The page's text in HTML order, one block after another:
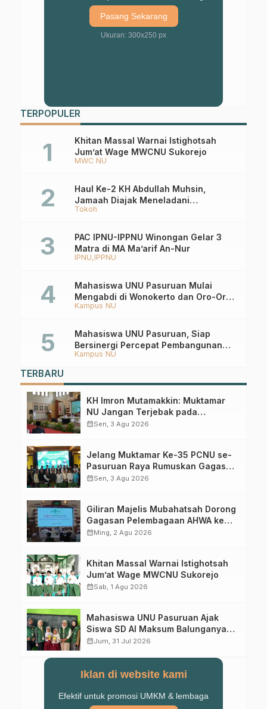
Pasang Sekarang
Ukuran: 300x250 px
TERPOPULER
MWC NU
Khitan Massal Warnai Istighotsah
Jum’at Wage MWCNU Sukorejo
Tokoh
Haul Ke-2 KH Abdullah Muhsin,
Jamaah Diajak Meneladani
Keistiqamahan
IPNU IPPNU
PAC IPNU-IPPNU Winongan Gelar 3
Matra di MA Ma’arif An-Nur
Kampus NU
Mahasiswa UNU Pasuruan Mulai
Mengabdi di Wonokerto dan Oro-Oro
Ombo Wetan Berikut Programnya
Kampus NU
Mahasiswa UNU Pasuruan, Siap
Bersinergi Percepat Pembangunan
Desa Toyaning
TERBARU
KH Imron Mutamakkin: Muktamar
NU Jangan Terjebak pada
Perebutan Kursi Ketua Umum
calendar_monthSen, 3 Agu 2026
Jelang Muktamar Ke-35 PCNU se-
Pasuruan Raya Rumuskan Gagasan
Transformasi Gerakan NU Menuju
calendar_monthSen, 3 Agu 2026
Giliran Majelis Mubahatsah Dorong
Gagasan Pelembagaan AHWA ke
Forum Muktamar Mendatang
calendar_monthMing, 2 Agu 2026
Khitan Massal Warnai Istighotsah
Jum’at Wage MWCNU Sukorejo
calendar_monthSab, 1 Agu 2026
Mahasiswa UNU Pasuruan Ajak
Siswa SD Al Maksum Balunganyar
Kuasai Penjumlahan Bersusun
calendar_monthJum, 31 Jul 2026
Iklan di website kami
Efektif untuk promosi UMKM & lembaga